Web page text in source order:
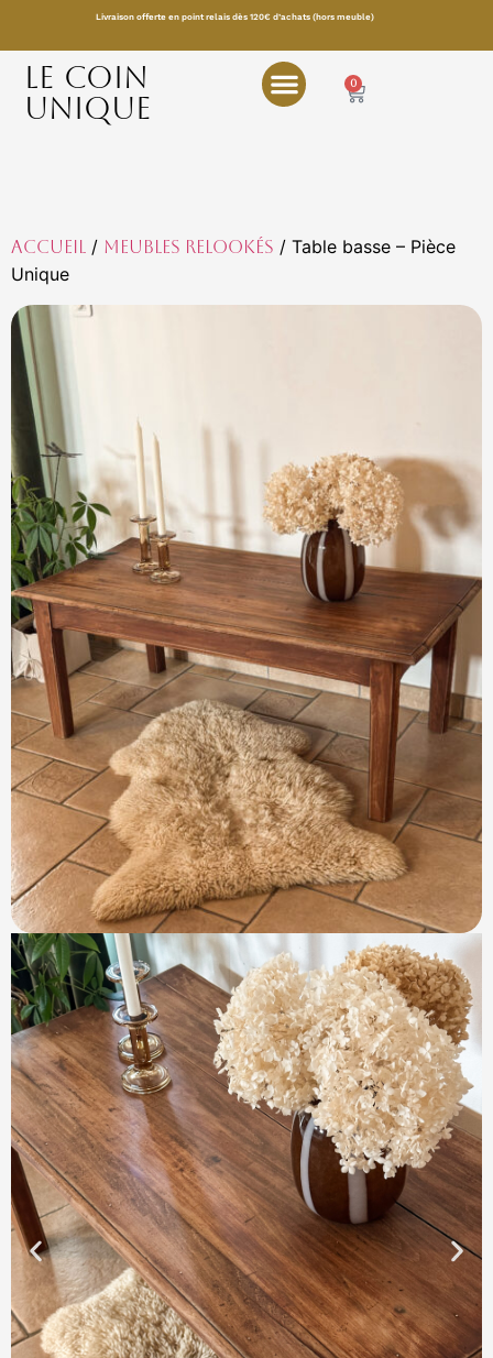
Livraison offerte en point relais dès 120€ d’achats (hors meuble)
LE COIN
UNIQUE
0
Accueil / Meubles relookés / Table basse – Pièce
Unique